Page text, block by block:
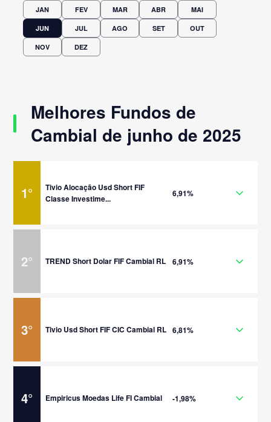
JAN FEV MAR ABR MAI
JUN JUL AGO SET OUT
NOV DEZ
Melhores Fundos de
Cambial de junho de 2025
1°
Tivio Alocação Usd Short FIF
Classe Investime...
6,91%
2° TREND Short Dolar FIF Cambial RL 6,91%
3° Tivio Usd Short FIF CIC Cambial RL 6,81%
4° Empiricus Moedas Life FI Cambial -1,98%